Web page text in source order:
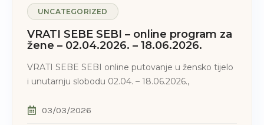
UNCATEGORIZED
VRATI SEBE SEBI – online program za
žene – 02.04.2026. – 18.06.2026.
VRATI SEBE SEBI online putovanje u žensko tijelo
i unutarnju slobodu 02.04. – 18.06.2026.,
03/03/2026